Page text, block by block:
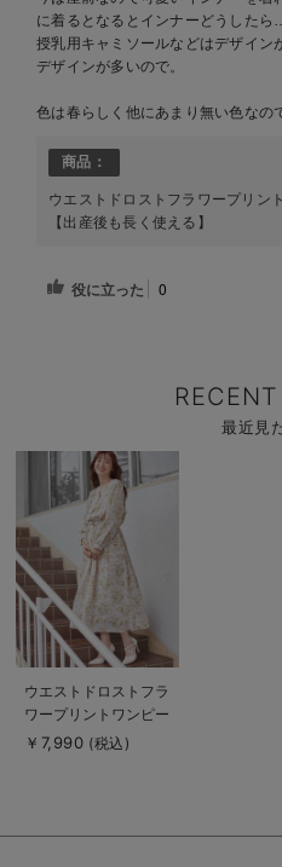
に着るとなるとインナーどうしたら
授乳用キャミソールなどはデザイン
デザインが多いので。
色は春らしく他にあまり無い色なの
商品：
ウエストドロストフラワープリ
【出産後も長く使える】
役に立った 0
最近見
商
を
る
商
品
詳
を
ウエストドロストフラ
ワープリントワンピー
ス マタニティ・産後
￥7,990 (税込)